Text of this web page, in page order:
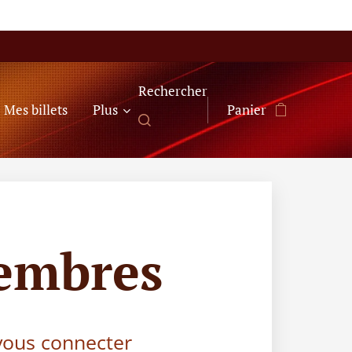
Mes billets Plus
Rechercher
Panier
connecter